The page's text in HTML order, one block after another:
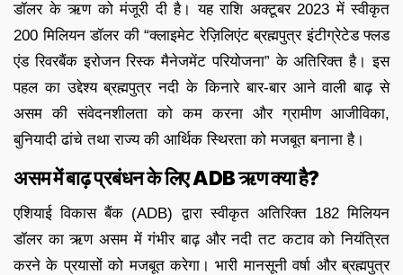
डॉलर के ऋण को मंजूरी दी है। यह राशि अक्टूबर 2023 में स्वीकृत
200 मिलियन डॉलर की “क्लाइमेट रेज़िलिएंट ब्रह्मपुत्र इंटीग्रेटेड फ्लड
एंड रिवरबैंक इरोजन रिस्क मैनेजमेंट परियोजना” के अतिरिक्त है। इस
पहल का उद्देश्य ब्रह्मपुत्र नदी के किनारे बार-बार आने वाली बाढ़ से
असम की संवेदनशीलता को कम करना और ग्रामीण आजीविका,
बुनियादी ढांचे तथा राज्य की आर्थिक स्थिरता को मजबूत बनाना है।
असम में बाढ़ प्रबंधन के लिए ADB ऋण क्या है?
एशियाई विकास बैंक (ADB) द्वारा स्वीकृत अतिरिक्त 182 मिलियन
डॉलर का ऋण असम में गंभीर बाढ़ और नदी तट कटाव को नियंत्रित
करने के प्रयासों को मजबूत करेगा। भारी मानसूनी वर्षा और ब्रह्मपुत्र